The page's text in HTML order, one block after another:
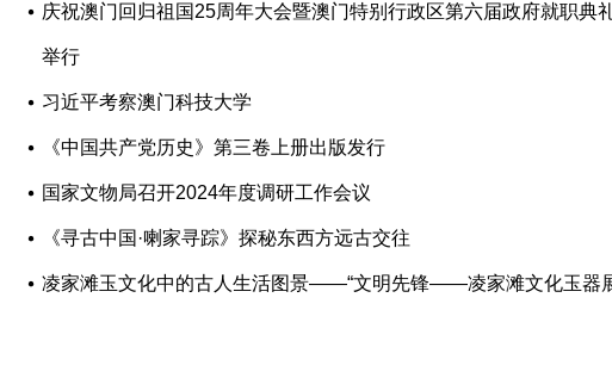
庆祝澳门回归祖国25周年大会暨澳门特别行政区第六届政府就职典
举行
习近平考察澳门科技大学
《中国共产党历史》第三卷上册出版发行
国家文物局召开2024年度调研工作会议
《寻古中国·喇家寻踪》探秘东西方远古交往
凌家滩玉文化中的古人生活图景——“文明先锋——凌家滩文化玉器